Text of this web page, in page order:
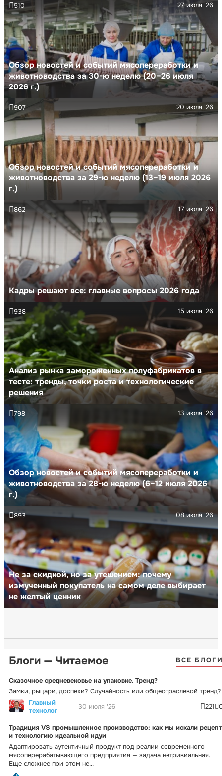
Обзор новостей и событий мясопереработки и
животноводства за 30-ю неделю (20–26 июля
2026 г.)
27 июля '26
510
Обзор новостей и событий мясопереработки и
животноводства за 29-ю неделю (13–19 июля 2026
г.)
20 июля '26
907
Кадры решают все: главные вопросы 2026 года
17 июля '26
862
Анализ рынка замороженных полуфабрикатов в
тесте: тренды, точки роста и технологические
решения
15 июля '26
938
Обзор новостей и событий мясопереработки и
животноводства за 28-ю неделю (6–12 июля 2026
г.)
13 июля '26
798
Не за скидкой, но за утешением: почему
измученный покупатель на самом деле выбирает
не желтый ценник
08 июля '26
893
Блоги — Читаемое ВСЕ
Сказочное средневековье на упаковке. Тренд?
Замки, рыцари, доспехи? Случайность или общеотраслевой тренд?
Главный
технолог
30 июля '26 221
Традиция VS промышленное производство: как мы искали рецепт
и технологию идеальной ндуи
Адаптировать аутентичный продукт под реалии современного
мясоперерабатывающего предприятия — задача нетривиальная.
Еще сложнее при этом не...